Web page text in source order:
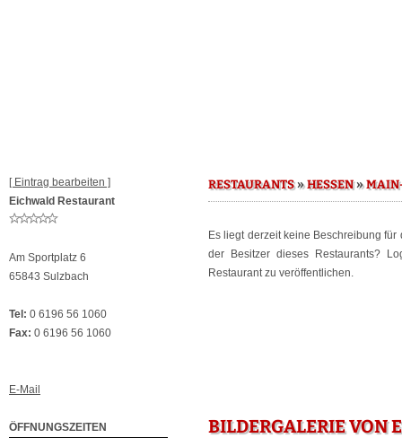
[ Eintrag bearbeiten ]
Eichwald Restaurant
Am Sportplatz 6
65843 Sulzbach
Tel: 0 6196 56 1060
Fax: 0 6196 56 1060
E-Mail
ÖFFNUNGSZEITEN
RESTAURANTS»HESSEN»
Es liegt derzeit keine Beschreibung für
der Besitzer dieses Restaurants?
Restaurant zu veröffentlichen.
BILDERGALERIE VON